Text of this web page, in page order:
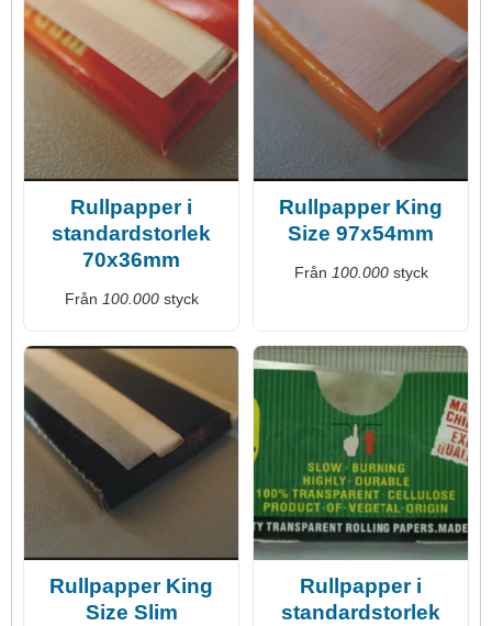
Rullpapper i
standardstorlek
70x36mm
Från 100.000styck
Rullpapper King
Size 97x54mm
Från 100.000styck
Rullpapper King
Size Slim
Rullpapper i
standardstorlek